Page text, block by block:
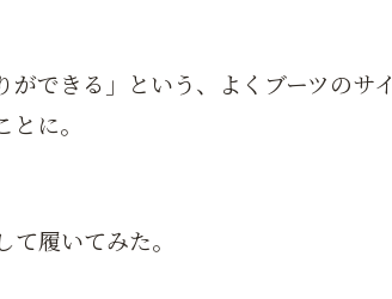
ができる」という、よくブーツのサイ
に。
履いてみた。